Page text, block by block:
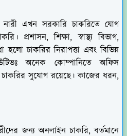
এখন সরকারি চাকরিতে যোগ
প্রশাসন, শিক্ষা, স্বাস্থ্য বিভাগ,
হলো চাকরির নিরাপত্তা এবং বিভিন্ন
অনেক কোম্পানিতে অফিস
চাকরির সুযোগ রয়েছে। কাজের ধরন,
জন্য অনলাইন চাকরি, বর্তমানে